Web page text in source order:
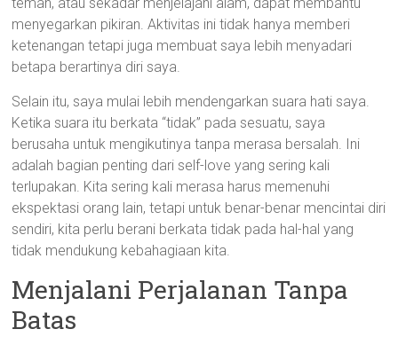
menyegarkan pikiran. Aktivitas ini tidak hanya memberi
ketenangan tetapi juga membuat saya lebih menyadari
betapa berartinya diri saya.
Selain itu, saya mulai lebih mendengarkan suara hati saya.
Ketika suara itu berkata “tidak” pada sesuatu, saya
berusaha untuk mengikutinya tanpa merasa bersalah. Ini
adalah bagian penting dari self-love yang sering kali
terlupakan. Kita sering kali merasa harus memenuhi
ekspektasi orang lain, tetapi untuk benar-benar mencintai diri
sendiri, kita perlu berani berkata tidak pada hal-hal yang
tidak mendukung kebahagiaan kita.
Menjalani Perjalanan Tanpa
Batas